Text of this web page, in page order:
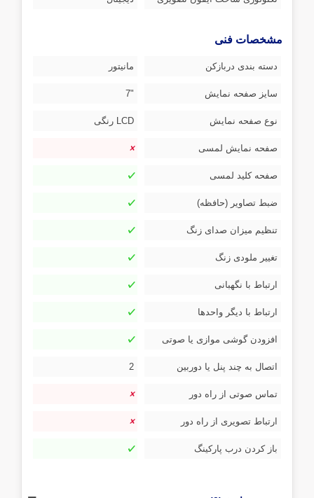
مشخصات فنی
دسته بندی دربازکن مانیتور
سایز صفحه نمایش "7
نوع صفحه نمایش LCD رنگی
صفحه نمایش لمسی
صفحه کلید لمسی
ضبط تصاویر (حافظه)
تنظیم میزان صدای زنگ
تغییر ملودی زنگ
ارتباط با نگهبانی
ارتباط با دیگر واحدها
افزودن گوشی موازی یا صوتی
اتصال به چند پنل یا دوربین 2
تماس صوتی از راه دور
ارتباط تصویری از راه دور
باز کردن درب پارکینگ